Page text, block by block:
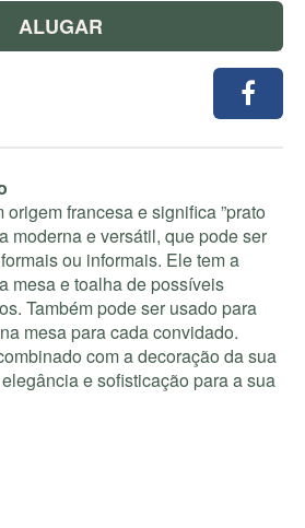
ALUGAR
francesa e significa ”prato
moderna e versátil, que pode ser
ou informais. Ele tem a
mesa e toalha de possíveis
Também pode ser usado para
mesa para cada convidado.
com a decoração da sua
e sofisticação para a sua